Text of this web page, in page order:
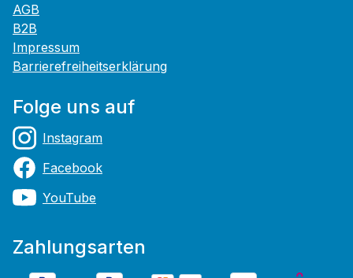
AGB
B2B
Impressum
Barrierefreiheitserklärung
Folge uns auf
Instagram
Facebook
YouTube
Zahlungsarten